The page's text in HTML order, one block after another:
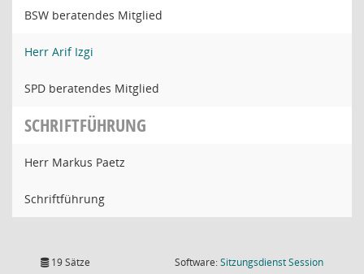
BSW beratendes Mitglied
Herr Arif Izgi
SPD beratendes Mitglied
SCHRIFTFÜHRUNG
Herr Markus Paetz
Schriftführung
19 Sätze Software:SitzungsdienstSession(Wird in